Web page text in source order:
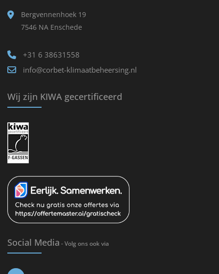
Bergvennenhoek 19
7546 NA Enschede
+31 6 38631558
info@corbet-klimaatbeheersing.nl
Wij zijn KIWA gecertificeerd
Social Media - Volg ons ook via